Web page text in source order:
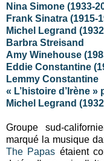
Nina Simone (1933-
Frank Sinatra (1915-
Michel Legrand
Barbra Streisand
Amy Winehouse
Eddie Constantine
Lemmy Constantine
« L’histoire d’Irène
Michel Legrand
Groupe sud-
marqué la musique
The Papas étaient